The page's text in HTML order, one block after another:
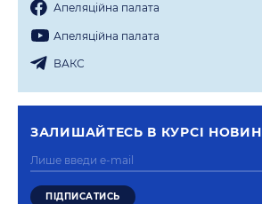
Апеляцiйна палата
Апеляцiйна палата
ВАКС
ЗАЛИШАЙТЕСЬ В КУРСI НОВИН